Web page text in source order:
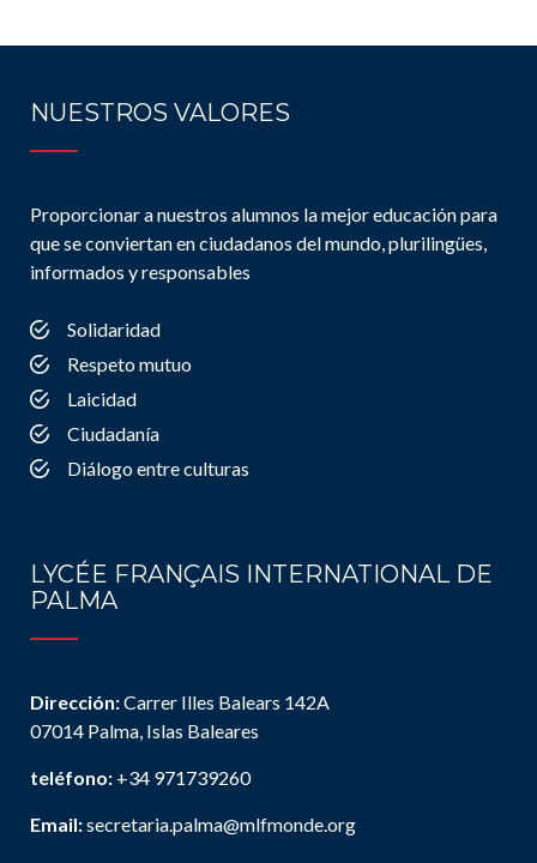
NUESTROS VALORES
Proporcionar a nuestros alumnos la mejor educación para
que se conviertan en ciudadanos del mundo, plurilingües,
informados y responsables
Solidaridad
Respeto mutuo
Laicidad
Ciudadanía
Diálogo entre culturas
LYCÉE FRANÇAIS INTERNATIONAL DE
PALMA
Dirección:Carrer Illes Balears 142A
07014 Palma, Islas Baleares
teléfono: +34 971739260
Email:secretaria.palma@mlfmonde.org